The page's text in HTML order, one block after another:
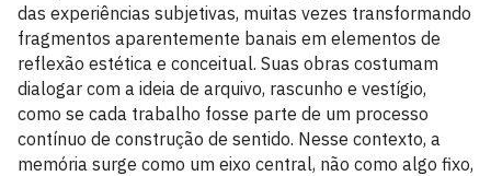
das experiências subjetivas, muitas vezes transformando
fragmentos aparentemente banais em elementos de
reflexão estética e conceitual. Suas obras costumam
dialogar com a ideia de arquivo, rascunho e vestígio,
como se cada trabalho fosse parte de um processo
contínuo de construção de sentido. Nesse contexto, a
memória surge como um eixo central, não como algo fixo,